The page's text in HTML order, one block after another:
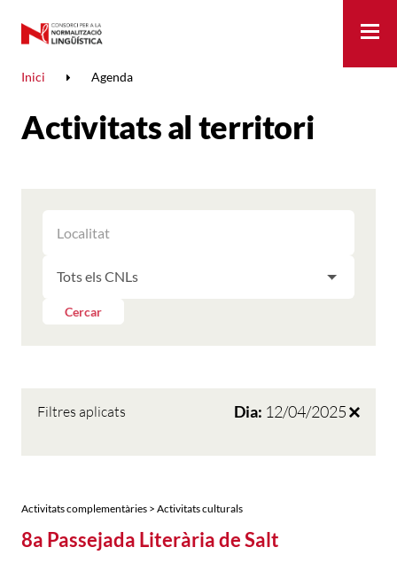
Inici Agenda
Activitats al territori
ELS
RESULTATS
LES
PER
LES
Cercar
Filtres aplicats Dia: 12/04/2025
Activitats complementàries > Activitats culturals
8a Passejada Literària de Salt